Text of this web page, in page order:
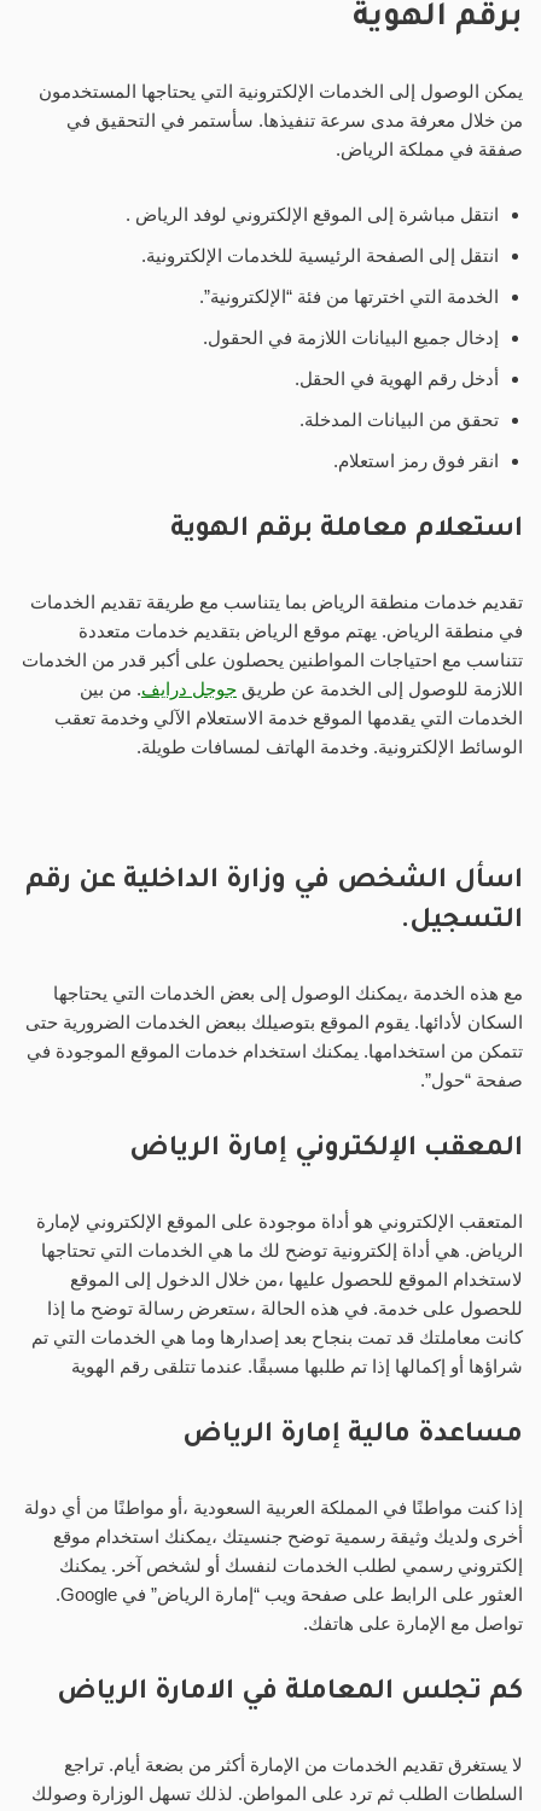
برقم الهوية
يمكن الوصول إلى الخدمات الإلكترونية التي يحتاجها المستخدمون
من خلال معرفة مدى سرعة تنفيذها. سأستمر في التحقيق في
صفقة في مملكة الرياض.
انتقل مباشرة إلى الموقع الإلكتروني لوفد الرياض .
انتقل إلى الصفحة الرئيسية للخدمات الإلكترونية.
الخدمة التي اخترتها من فئة “الإلكترونية”.
إدخال جميع البيانات اللازمة في الحقول.
أدخل رقم الهوية في الحقل.
تحقق من البيانات المدخلة.
انقر فوق رمز استعلام.
استعلام معاملة برقم الهوية
تقديم خدمات منطقة الرياض بما يتناسب مع طريقة تقديم الخدمات
في منطقة الرياض. يهتم موقع الرياض بتقديم خدمات متعددة
تتناسب مع احتياجات المواطنين يحصلون على أكبر قدر من الخدمات
اللازمة للوصول إلى الخدمة عن طريق جوجل درايف. من بين
الخدمات التي يقدمها الموقع خدمة الاستعلام الآلي وخدمة تعقب
الوسائط الإلكترونية. وخدمة الهاتف لمسافات طويلة.
اسأل الشخص في وزارة الداخلية عن رقم
التسجيل.
مع هذه الخدمة ،يمكنك الوصول إلى بعض الخدمات التي يحتاجها
السكان لأدائها. يقوم الموقع بتوصيلك ببعض الخدمات الضرورية حتى
تتمكن من استخدامها. يمكنك استخدام خدمات الموقع الموجودة في
صفحة “حول”.
المعقب الإلكتروني إمارة الرياض
المتعقب الإلكتروني هو أداة موجودة على الموقع الإلكتروني لإمارة
الرياض. هي أداة إلكترونية توضح لك ما هي الخدمات التي تحتاجها
لاستخدام الموقع للحصول عليها ،من خلال الدخول إلى الموقع
للحصول على خدمة. في هذه الحالة ،ستعرض رسالة توضح ما إذا
كانت معاملتك قد تمت بنجاح بعد إصدارها وما هي الخدمات التي تم
شراؤها أو إكمالها إذا تم طلبها مسبقًا. عندما تتلقى رقم الهوية
مساعدة مالية إمارة الرياض
إذا كنت مواطنًا في المملكة العربية السعودية ،أو مواطنًا من أي دولة
أخرى ولديك وثيقة رسمية توضح جنسيتك ،يمكنك استخدام موقع
إلكتروني رسمي لطلب الخدمات لنفسك أو لشخص آخر. يمكنك
العثور على الرابط على صفحة ويب “إمارة الرياض” في Google.
تواصل مع الإمارة على هاتفك.
كم تجلس المعاملة في الامارة الرياض
لا يستغرق تقديم الخدمات من الإمارة أكثر من بضعة أيام. تراجع
السلطات الطلب ثم ترد على المواطن. لذلك تسهل الوزارة وصولك